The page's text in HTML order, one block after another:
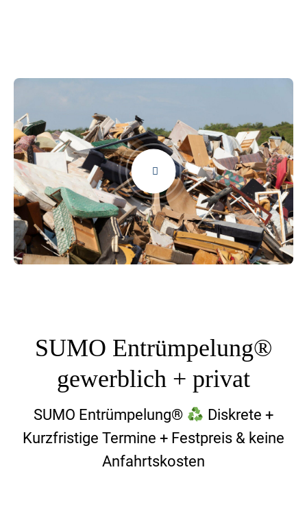
SUMO Entrümpelung®
gewerblich + privat
SUMO Entrümpelung®
Diskrete +
Kurzfristige Termine + Festpreis & keine
Anfahrtskosten